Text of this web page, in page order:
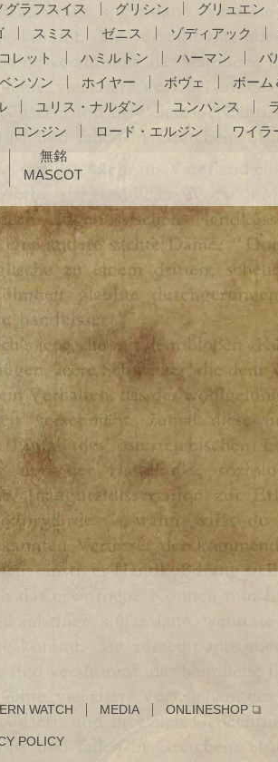
グラフスイス グリシン グリュエン
スミス ゼニス ゾディアック
レット ハミルトン ハーマン
バ
ベンソン ホイヤー ボヴェ
ボーム
ユリス・ナルダン ユンハンス
ロンジン ロード・エルジン
ワイラ
無銘
MASCOT
WATCH MEDIA ONLINESHOP
POLICY